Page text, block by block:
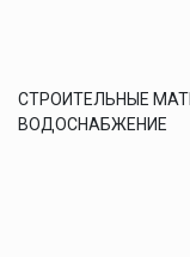
СТРОИТЕЛЬНЫЕ
ВОДОСНАБЖЕНИЕ